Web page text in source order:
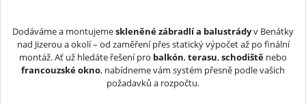
Dodáváme a montujemeskleněné zábradlí a balustrádyv Benátky
nad Jizerou a okolí – od zaměření přes statický výpočet až po finální
montáž. Ať už hledáte řešení pro balkón,terasu,schodiště nebo
francouzské okno, nabídneme vám systém přesně podle vašich
požadavků a rozpočtu.